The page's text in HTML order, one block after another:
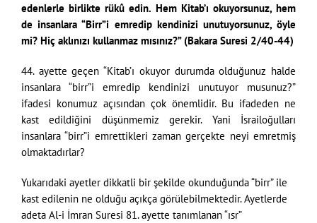
edenlerle birlikte rükû edin. Hem Kitab’ı okuyorsunuz, hem
de insanlara “Birr”i emredip kendinizi unutuyorsunuz, öyle
mi? Hiç aklınızı kullanmaz mısınız?” (Bakara Suresi 2/40-44)
44. ayette geçen “Kitab’ı okuyor durumda olduğunuz halde
insanlara “birr”i emredip kendinizi unutuyor musunuz?”
ifadesi konumuz açısından çok önemlidir. Bu ifadeden ne
kast edildiğini düşünmemiz gerekir. Yani İsrailoğulları
insanlara “birr”i emrettikleri zaman gerçekte neyi emretmiş
olmaktadırlar?
Yukarıdaki ayetler dikkatli bir şekilde okunduğunda “birr” ile
kast edilenin ne olduğu açıkça görülebilmektedir. Ayetlerde
adeta Al-i İmran Suresi 81. ayette tanımlanan “ısr”